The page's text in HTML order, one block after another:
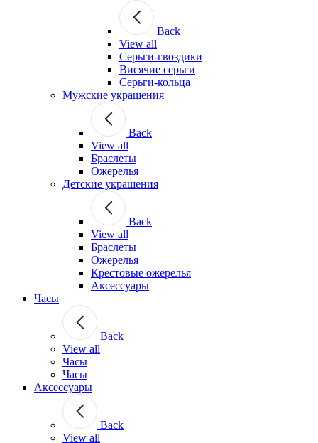
Back
View all
Серьги-гвоздики
Висячие серьги
Серьги-кольца
Мужские украшения
Back
View all
Браслеты
Ожерелья
Детские украшения
Back
View all
Браслеты
Ожерелья
Крестовые ожерелья
Аксессуары
Часы
Back
View all
Часы
Часы
Аксессуары
Back
View all